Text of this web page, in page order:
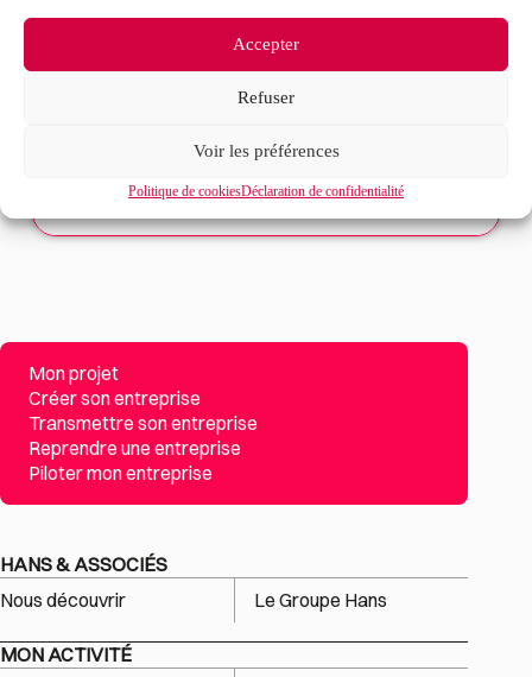
Accepter
Refuser
Voir les préférences
Politique de cookiesDéclaration de confidentialité
Lapolitique de confidentialitéet lesconditions
s’appliquent.
Mon projet
Créer son entreprise
Transmettre son entreprise
Reprendre une entreprise
Piloter mon entreprise
HANS & ASSOCIÉS
Nous découvrir
Le Groupe Hans
MON ACTIVITÉ